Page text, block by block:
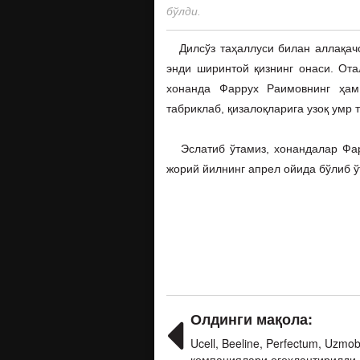
бўлди.
Дилсўз таҳаллуси билан
энди ширинтой қизнинг онаси.
хонанда Фаррух Раимовнинг
табриклаб, қизалоқларига узоқ умр
Эслатиб ўтамиз, хонандалар
жорий йилнинг апрел ойида бўлиб
Олдинги мақола:
Ucell, Beeline, Perfectum,